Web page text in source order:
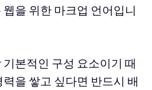
을 위한 마크업 언어입니
본적인 구성 요소이기 때
을 쌓고 싶다면 반드시 배